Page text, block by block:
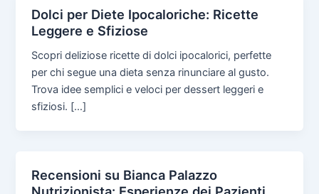
Dolci per Diete Ipocaloriche: Ricette
Leggere e Sfiziose
Scopri deliziose ricette di dolci ipocalorici, perfette
per chi segue una dieta senza rinunciare al gusto.
Trova idee semplici e veloci per dessert leggeri e
sfiziosi. […]
Recensioni su Bianca Palazzo